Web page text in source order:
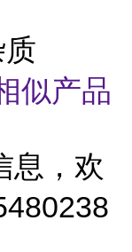
似产品
息，欢